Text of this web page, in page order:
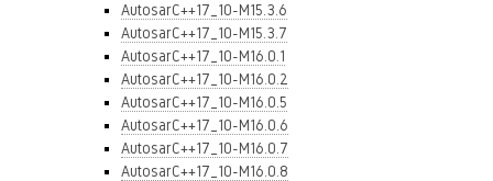
AutosarC++17_10-M15.3.6
AutosarC++17_10-M15.3.7
AutosarC++17_10-M16.0.1
AutosarC++17_10-M16.0.2
AutosarC++17_10-M16.0.5
AutosarC++17_10-M16.0.6
AutosarC++17_10-M16.0.7
AutosarC++17_10-M16.0.8